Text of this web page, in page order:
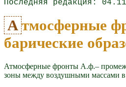
Атмосферные фронты и
барические
Атмосферные фронты А.ф.–
зоны между воздушными массами в